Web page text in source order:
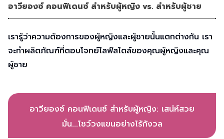
อาวียองซ์ คอนฟิเดนซ์ สำหรับผู้หญิง vs. สำหรับผู้ชาย
เรารู้ว่าความต้องการของผู้หญิงและผู้ชายนั้นแตกต่างกัน เรา
จะทำผลิตภัณฑ์ที่ตอบโจทย์ไลฟ์สไตล์ของคุณผู้หญิงและคุณ
ผู้ชาย
อาวียองซ์ คอนฟิเดนซ์ สำหรับผู้หญิง: เสน่ห์สวย
มั่น...โชว์วงแขนอย่างไร้กังวล